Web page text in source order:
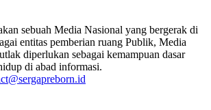
sebuah Media Nasional yang bergerak di
entitas pemberian ruang Publik, Media
diperlukan sebagai kemampuan dasar
di abad informasi.